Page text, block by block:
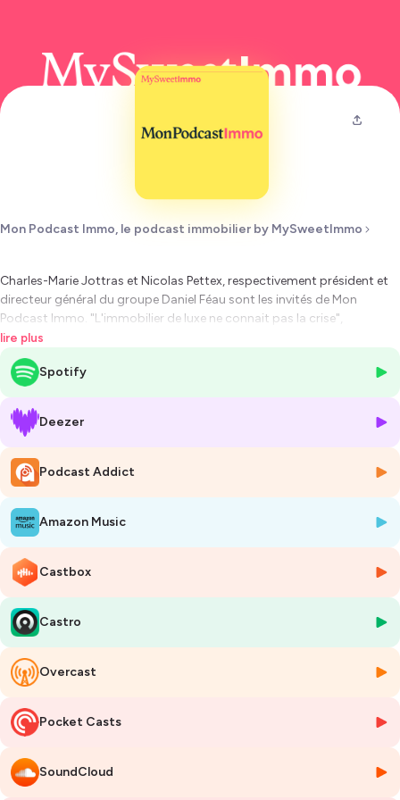
Mon Podcast Immo, le podcast immobilier by MySweetImmo
Charles-Marie Jottras et Nicolas Pettex, respectivement président et
directeur général du groupe Daniel Féau sont les invités de Mon
Podcast Immo. "L'immobilier de luxe ne connait pas la crise",
expliquent-ils au micro d'Ariane Artinian.
Hébergé par Ausha. Visitez
lire plus
Spotify
Deezer
Podcast Addict
Amazon Music
Castbox
Castro
Overcast
Pocket Casts
SoundCloud